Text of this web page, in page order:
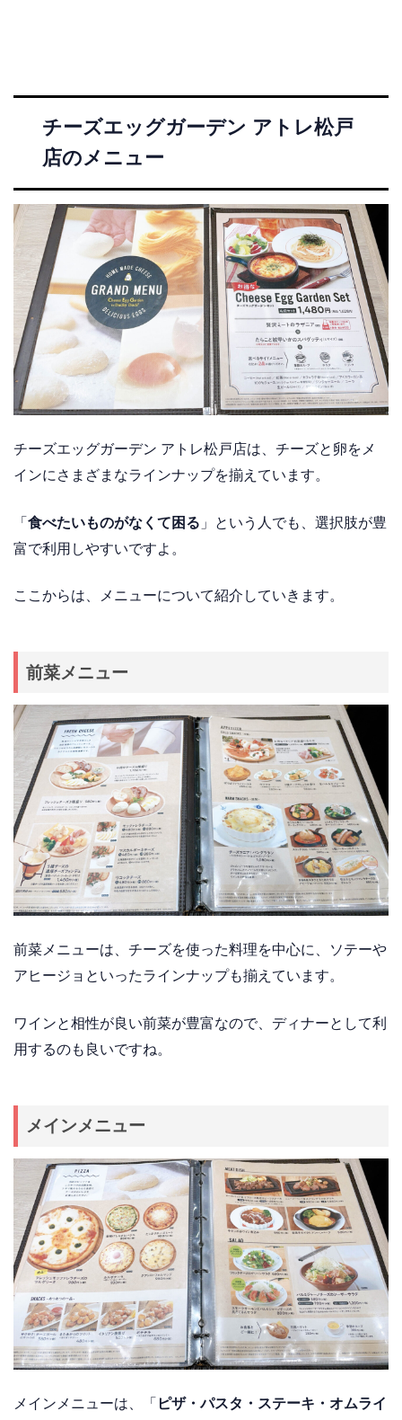
チーズエッグガーデン アトレ松戸
店のメニュー
チーズエッグガーデン アトレ松戸店は、チーズと卵をメ
インにさまざまなラインナップを揃えています。
「 食べたいものがなくて困る 」という人でも、選択肢が豊
富で利用しやすいですよ。
ここからは、メニューについて紹介していきます。
前菜メニュー
前菜メニューは、チーズを使った料理を中心に、ソテーや
アヒージョといったラインナップも揃えています。
ワインと相性が良い前菜が豊富なので、ディナーとして利
用するのも良いですね。
メインメニュー
メインメニューは、「 ピザ・パスタ・ステーキ・オムライ